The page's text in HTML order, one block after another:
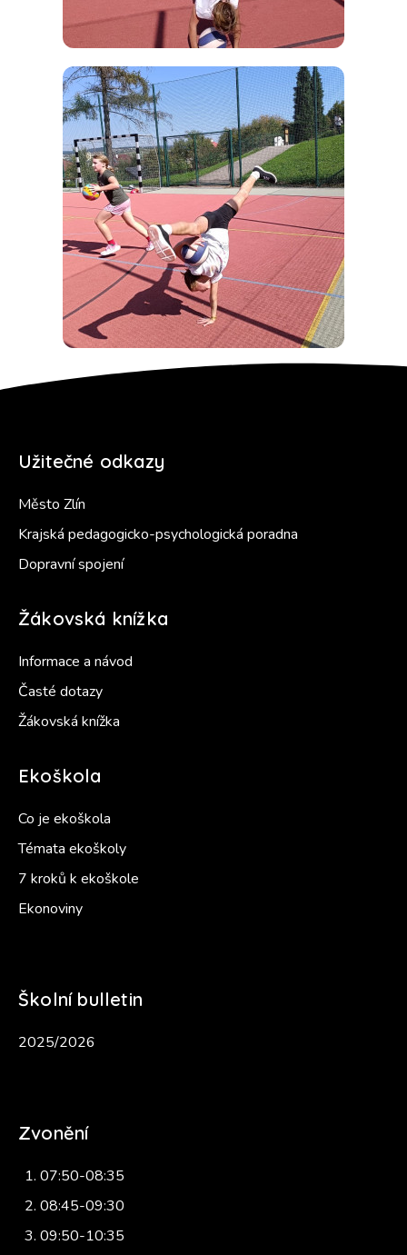
Užitečné odkazy
Město Zlín
Krajská pedagogicko-psychologická poradna
Dopravní spojení
Žákovská knížka
Informace a návod
Časté dotazy
Žákovská knížka
Ekoškola
Co je ekoškola
Témata ekoškoly
7 kroků k ekoškole
Ekonoviny
Školní bulletin
2025/2026
Zvonění
07:50-08:35
08:45-09:30
09:50-10:35